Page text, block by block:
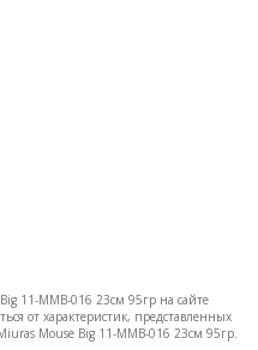
MMM-
11-MMB-016 23см 95гр на сайте
от характеристик, представленных
Mouse Big 11-MMB-016 23см 95гр.